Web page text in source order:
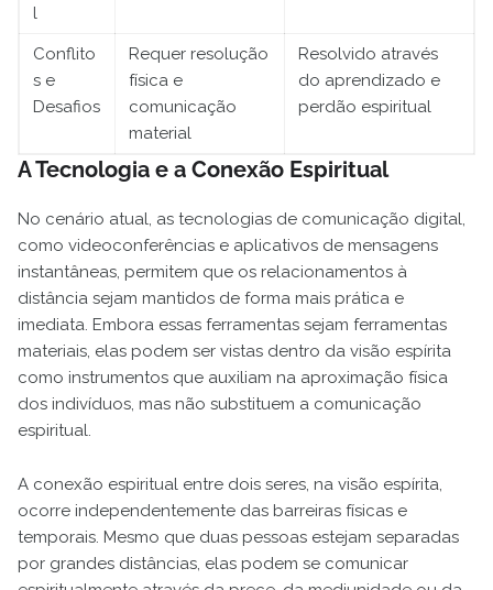
l
Conflito
s e
Desafios
Requer resolução
física e
comunicação
material
Resolvido através
do aprendizado e
perdão espiritual
A Tecnologia e a Conexão Espiritual
No cenário atual, as tecnologias de comunicação digital,
como videoconferências e aplicativos de mensagens
instantâneas, permitem que os relacionamentos à
distância sejam mantidos de forma mais prática e
imediata. Embora essas ferramentas sejam ferramentas
materiais, elas podem ser vistas dentro da visão espírita
como instrumentos que auxiliam na aproximação física
dos indivíduos, mas não substituem a comunicação
espiritual.
A conexão espiritual entre dois seres, na visão espírita,
ocorre independentemente das barreiras físicas e
temporais. Mesmo que duas pessoas estejam separadas
por grandes distâncias, elas podem se comunicar